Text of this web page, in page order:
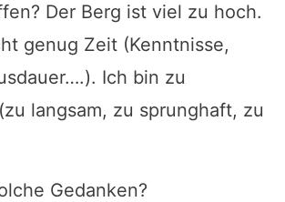
Der Berg ist viel zu hoch.
genug Zeit (Kenntnisse,
Ich bin zu
langsam, zu sprunghaft, zu
Gedanken?